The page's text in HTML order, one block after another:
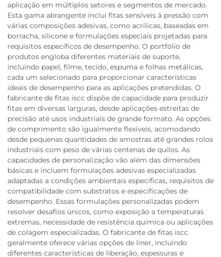
aplicação em múltiplos setores e segmentos de mercado.
Esta gama abrangente inclui fitas sensíveis à pressão com
várias composições adesivas, como acrílicas, baseadas em
borracha, silicone e formulações especiais projetadas para
requisitos específicos de desempenho. O portfólio de
produtos engloba diferentes materiais de suporte,
incluindo papel, filme, tecido, espuma e folhas metálicas,
cada um selecionado para proporcionar características
ideais de desempenho para as aplicações pretendidas. O
fabricante de fitas iscc dispõe de capacidade para produzir
fitas em diversas larguras, desde aplicações estreitas de
precisão até usos industriais de grande formato. As opções
de comprimento são igualmente flexíveis, acomodando
desde pequenas quantidades de amostras até grandes rolos
industriais com peso de várias centenas de quilos. As
capacidades de personalização vão além das dimensões
básicas e incluem formulações adesivas especializadas
adaptadas a condições ambientais específicas, requisitos de
compatibilidade com substratos e especificações de
desempenho. Essas formulações personalizadas podem
resolver desafios únicos, como exposição a temperaturas
extremas, necessidade de resistência química ou aplicações
de colagem especializadas. O fabricante de fitas iscc
geralmente oferece várias opções de liner, incluindo
diferentes características de liberação, espessuras e